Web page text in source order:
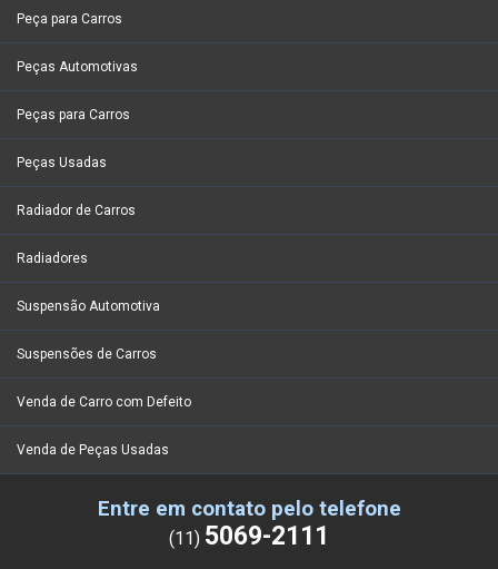
Peça para Carros
Peças Automotivas
Peças para Carros
Peças Usadas
Radiador de Carros
Radiadores
Suspensão Automotiva
Suspensões de Carros
Venda de Carro com Defeito
Venda de Peças Usadas
Entre em contato pelo telefone
(11) 5069-2111